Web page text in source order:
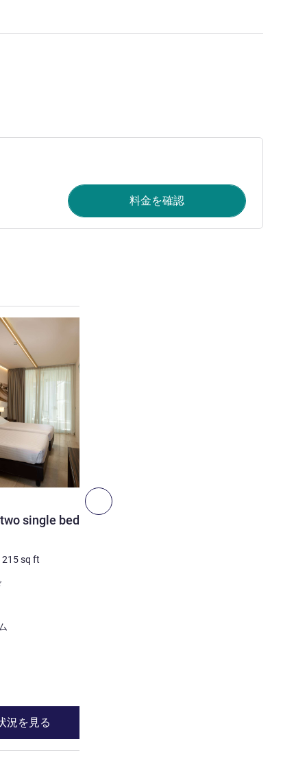
料金を確認
次へ - 客室
single beds and
215sq ft
況を見る